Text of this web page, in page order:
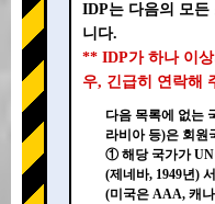
IDP는 다음의 모
니다.
** IDP가 하나 이
우, 긴급히 연락해
다음 목록에 없는
라비아 등)은 회원
① 해당 국가가 UN
(제네바, 1949년)
(미국은 AAA, 캐